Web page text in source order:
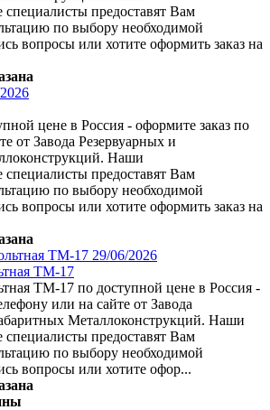
предоставят Вам
по выбору необходимой
вопросы или хотите оформить заказ на
цене в Россия - оформите заказ по
от Завода Резервуарных и
Наши
предоставят Вам
по выбору необходимой
вопросы или хотите оформить заказ на
29/06/2026
ТМ-17
ТМ-17 по доступной цене в Россия -
или на сайте от Завода
Металлоконструкций. Наши
предоставят Вам
по выбору необходимой
вопросы или хотите офор...